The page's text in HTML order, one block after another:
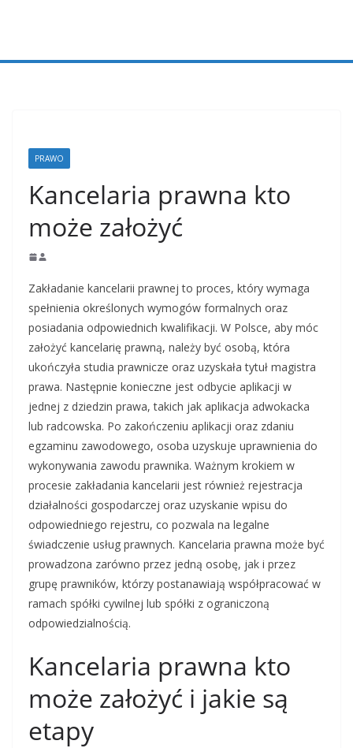
PRAWO
Kancelaria prawna kto
może założyć
Zakładanie kancelarii prawnej to proces, który wymaga
spełnienia określonych wymogów formalnych oraz
posiadania odpowiednich kwalifikacji. W Polsce, aby móc
założyć kancelarię prawną, należy być osobą, która
ukończyła studia prawnicze oraz uzyskała tytuł magistra
prawa. Następnie konieczne jest odbycie aplikacji w
jednej z dziedzin prawa, takich jak aplikacja adwokacka
lub radcowska. Po zakończeniu aplikacji oraz zdaniu
egzaminu zawodowego, osoba uzyskuje uprawnienia do
wykonywania zawodu prawnika. Ważnym krokiem w
procesie zakładania kancelarii jest również rejestracja
działalności gospodarczej oraz uzyskanie wpisu do
odpowiedniego rejestru, co pozwala na legalne
świadczenie usług prawnych. Kancelaria prawna może być
prowadzona zarówno przez jedną osobę, jak i przez
grupę prawników, którzy postanawiają współpracować w
ramach spółki cywilnej lub spółki z ograniczoną
odpowiedzialnością.
Kancelaria prawna kto
może założyć i jakie są
etapy